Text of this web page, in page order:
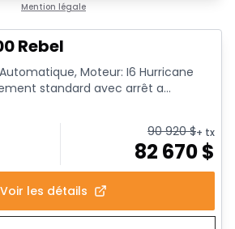
Mention légale
Rebel
Moteur: I6 Hurricane
standard avec arrêt a...
90 920$+ tx
82 670$
Voir les détails